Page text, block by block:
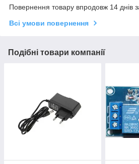
Повернення товару впродовж 14 днів
Всі умови повернення
Подібні товари компанії